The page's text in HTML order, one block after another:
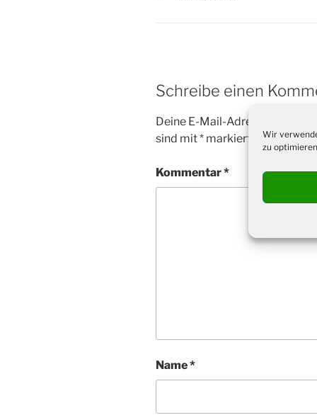
Wir
zu
Schreibe einen
Deine E-Mail-Adresse wird
sind mit* markiert
Kommentar*
Name*